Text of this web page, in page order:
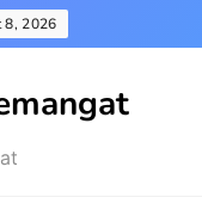
8, 2026